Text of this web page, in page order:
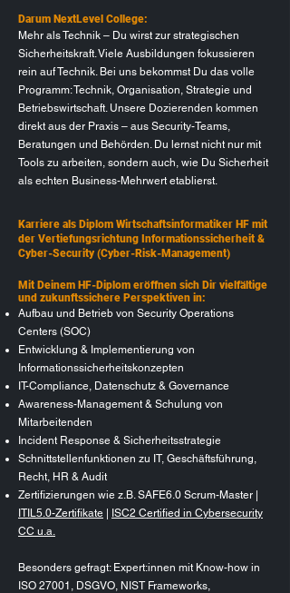
Darum NextLevel College:
Mehr als Technik – Du wirst zur strategischen
Sicherheitskraft. Viele Ausbildungen fokussieren
rein auf Technik. Bei uns bekommst Du das volle
Programm: Technik, Organisation, Strategie und
Betriebswirtschaft. Unsere Dozierenden kommen
direkt aus der Praxis – aus Security-Teams,
Beratungen und Behörden. Du lernst nicht nur mit
Tools zu arbeiten, sondern auch, wie Du Sicherheit
als echten Business-Mehrwert etablierst.
Karriere als Diplom Wirtschaftsinformatiker HF mit
der Vertiefungsrichtung Informationssicherheit &
Cyber-Security (Cyber-Risk-Management)
Mit Deinem HF-Diplom eröffnen sich Dir vielfältige
und zukunftssichere Perspektiven in:
Aufbau und Betrieb von Security Operations
Centers (SOC)
Entwicklung & Implementierung von
Informationssicherheitskonzepten
IT-Compliance, Datenschutz & Governance
Awareness-Management & Schulung von
Mitarbeitenden
Incident Response & Sicherheitsstrategie
Schnittstellenfunktionen zu IT, Geschäftsführung,
Recht, HR & Audit
Zertifizierungen wie z.B. SAFE6.0 Scrum-Master |
ITIL5.0-Zertifikate | ISC2 Certified in Cybersecurity
CC u.a.
Besonders gefragt: Expert:innen mit Know-how in
ISO 27001, DSGVO, NIST Frameworks,